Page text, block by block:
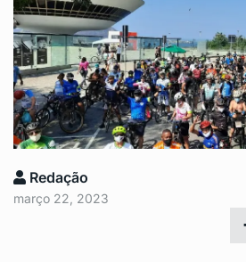
Redação
março 22, 2023